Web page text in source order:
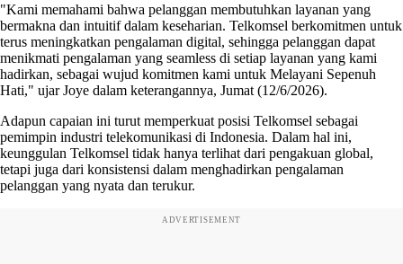
"Kami memahami bahwa pelanggan membutuhkan layanan yang
bermakna dan intuitif dalam keseharian. Telkomsel berkomitmen untuk
terus meningkatkan pengalaman digital, sehingga pelanggan dapat
menikmati pengalaman yang seamless di setiap layanan yang kami
hadirkan, sebagai wujud komitmen kami untuk Melayani Sepenuh
Hati," ujar Joye dalam keterangannya, Jumat (12/6/2026).
Adapun capaian ini turut memperkuat posisi Telkomsel sebagai
pemimpin industri telekomunikasi di Indonesia. Dalam hal ini,
keunggulan Telkomsel tidak hanya terlihat dari pengakuan global,
tetapi juga dari konsistensi dalam menghadirkan pengalaman
pelanggan yang nyata dan terukur.
ADVERTISEMENT